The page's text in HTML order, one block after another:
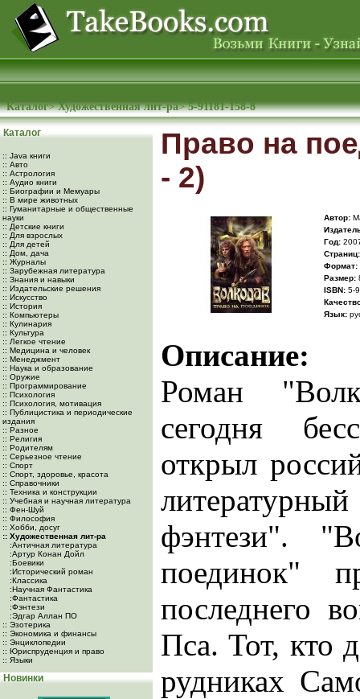
Каталог>Художественная лит-ра>5-91181-158-8
Каталог
:: Java книги
:: Авто
:: Астрология
:: Аудио книги
:: Биографии и Мемуары
:: В мире животных
:: Гуманитарные и общественные
науки
:: Детские книги
:: Для взрослых
:: Для детей
:: Дом, дача
:: Журналы
:: Зарубежная литература
:: Знания и навыки
:: Издательские решения
:: Искусство
:: История
:: Компьютеры
:: Кулинария
:: Культура
:: Легкое чтение
:: Медицина и человек
:: Менеджмент
:: Наука и образование
:: Оружие
:: Программирование
:: Психология
:: Психология, мотивация
:: Публицистика и периодические
издания
:: Разное
:: Религия
:: Родителям
:: Серьезное чтение
:: Спорт
:: Спорт, здоровье, красота
:: Справочники
:: Техника и конструкции
:: Учебная и научная литература
:: Фен-Шуй
:: Философия
:: Хобби, досуг
:: Художественная лит-ра
:Античная литература
:Артур Конан Дойл
:Боевики
:Исторический роман
:Классика
:Научная Фантастика
:Фантастика
:Фэнтези
:Эдгар Аллан ПО
:: Эзотерика
:: Экономика и финансы
:: Энциклопедии
:: Юриспруденция и право
:: Языки
Новинки
Право на
- 2)
Автор:
Год:
Cтраниц:
Формат:
Размер:
ISBN: 5-
Язык:
Описание:
Роман
сегодня
открыл
фэнтези".
поединок"
последнего
Пса. Тот, кто
рудниках